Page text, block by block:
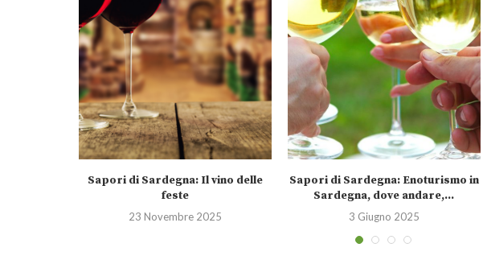
Sapori di Sardegna: Il vino delle
feste
23 Novembre 2025
Sapori di Sardegna: Enoturismo in
Sardegna, dove andare,...
3 Giugno 2025